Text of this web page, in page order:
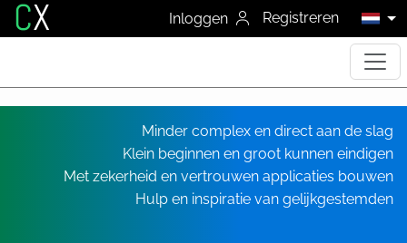
CX Inloggen Registreren
Minder complex en direct aan de slag
Klein beginnen en groot kunnen eindigen
Met zekerheid en vertrouwen applicaties bouwen
Hulp en inspiratie van gelijkgestemden